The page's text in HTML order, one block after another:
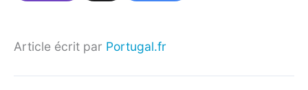
Article écrit par Portugal.fr